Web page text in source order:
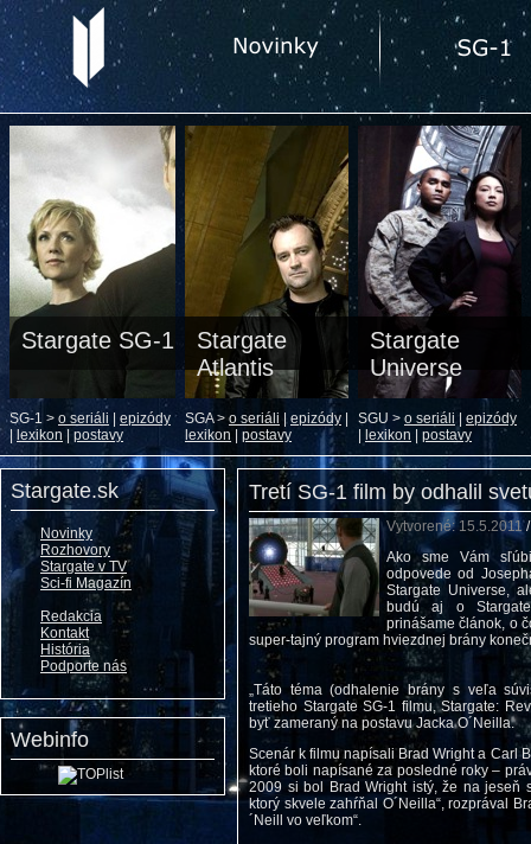
Stargate SG-1
SG-1 > o seriáli
epizódy
lexikon postavy
Stargate
Atlantis
SGA > o seriáli |epizódy
lexikon
postavy
Stargate
Universe
SGU > o seriáli
epizódy
lexikon postavy
Stargate.sk
Novinky
Rozhovory
Stargate v TV
Sci-fi Magazín
Redakcia
Kontakt
História
Podporte nás
Webinfo
Tretí SG-1 film by odhalil
Vytvorené: 15.5.2011/
Ako sme Vám
odpovede od
Stargate Universe,
budú aj o
prinášame článok, o
super-tajný program hviezdnej brány
„Táto téma (odhalenie brány s veľa
tretieho Stargate SG-1 filmu, Stargate:
byť zameraný na postavu Jacka O´Neilla.
Scenár k filmu napísali Brad Wright a Carl
ktoré boli napísané za posledné roky –
2009 si bol Brad Wright istý, že na jeseň
ktorý skvele zahŕňal O´Neilla“, rozprával
´Neill vo veľkom“.